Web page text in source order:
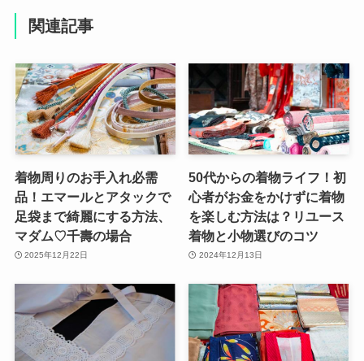
関連記事
着物周りのお手入れ必需
品！エマールとアタックで
足袋まで綺麗にする方法、
マダム♡千壽の場合
2025年12月22日
50代からの着物ライフ！初
心者がお金をかけずに着物
を楽しむ方法は？リユース
着物と小物選びのコツ
2024年12月13日